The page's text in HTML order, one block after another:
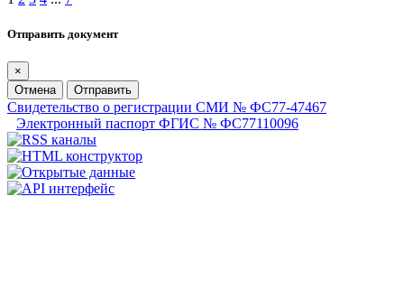
Отправить документ
×
Отмена
Отправить
Свидетельство о регистрации СМИ № ФС77-47467
Электронный паспорт ФГИС № ФС77110096